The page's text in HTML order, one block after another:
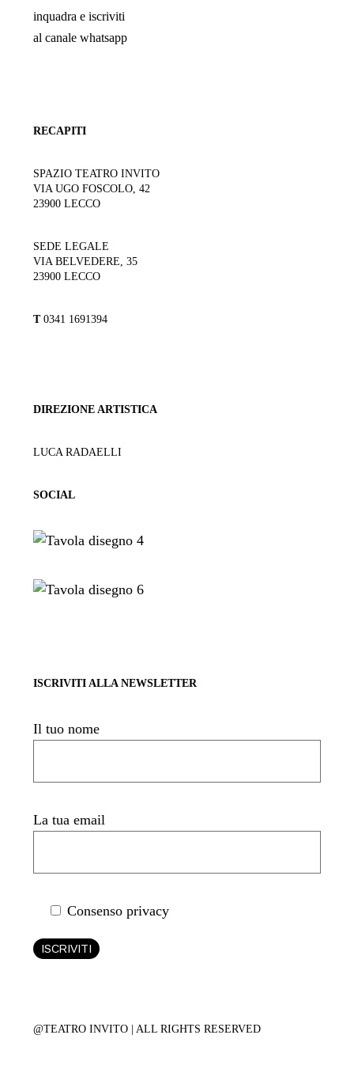
inquadra e iscriviti
al canale whatsapp
RECAPITI
SPAZIO TEATRO INVITO
VIA UGO FOSCOLO, 42
23900 LECCO
SEDE LEGALE
VIA BELVEDERE, 35
23900 LECCO
T0341 1691394
DIREZIONE ARTISTICA
LUCA RADAELLI
SOCIAL
ISCRIVITI ALLA NEWSLETTER
Il tuo nome
La tua email
Consenso privacy
ISCRIVITI
@TEATRO INVITO | ALL RIGHTS RESERVED